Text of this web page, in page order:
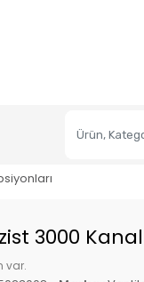
3000 Kanal
var.